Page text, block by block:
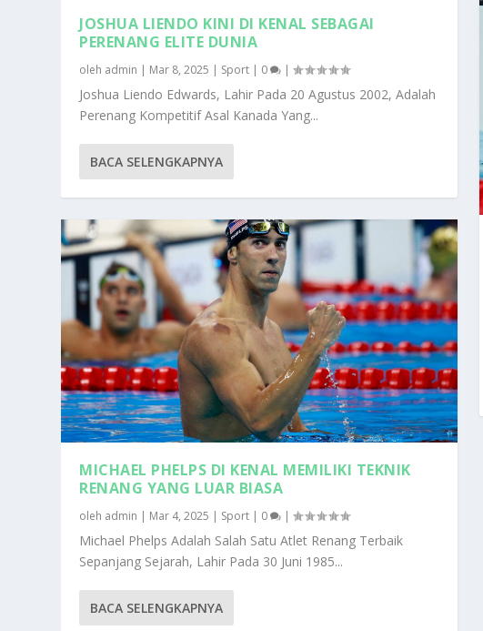
JOSHUA LIENDO KINI DI KENAL SEBAGAI
PERENANG ELITE DUNIA
oleh admin | Mar 8, 2025 | Sport | 0 |
Joshua Liendo Edwards, Lahir Pada 20 Agustus 2002, Adalah
Perenang Kompetitif Asal Kanada Yang...
BACA SELENGKAPNYA
MICHAEL PHELPS DI KENAL MEMILIKI TEKNIK
RENANG YANG LUAR BIASA
oleh admin | Mar 4, 2025 | Sport | 0 |
Michael Phelps Adalah Salah Satu Atlet Renang Terbaik
Sepanjang Sejarah, Lahir Pada 30 Juni 1985...
BACA SELENGKAPNYA